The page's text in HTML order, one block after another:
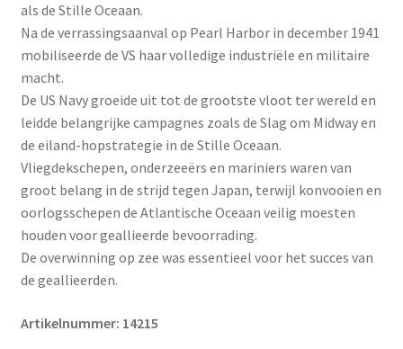
als de Stille Oceaan.
Na de verrassingsaanval op Pearl Harbor in december 1941
mobiliseerde de VS haar volledige industriële en militaire
macht.
De US Navy groeide uit tot de grootste vloot ter wereld en
leidde belangrijke campagnes zoals de Slag om Midway en
de eiland-hopstrategie in de Stille Oceaan.
Vliegdekschepen, onderzeeërs en mariniers waren van
groot belang in de strijd tegen Japan, terwijl konvooien en
oorlogsschepen de Atlantische Oceaan veilig moesten
houden voor geallieerde bevoorrading.
De overwinning op zee was essentieel voor het succes van
de geallieerden.
Artikelnummer: 14215